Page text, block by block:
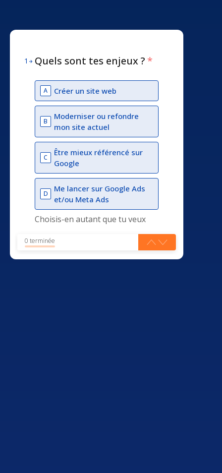
1 Quels sont tes enjeux ? *
A Créer un site web
B
Moderniser ou refondre
mon site actuel
C
Être mieux référencé sur
Google
D
Me lancer sur Google Ads
et/ou Meta Ads
Choisis-en autant que tu veux
0 terminée